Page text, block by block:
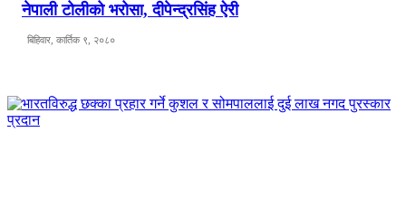
नेपाली टोलीको भरोसा, दीपेन्द्रसिंह ऐरी
बिहिवार, कार्तिक ९, २०८०